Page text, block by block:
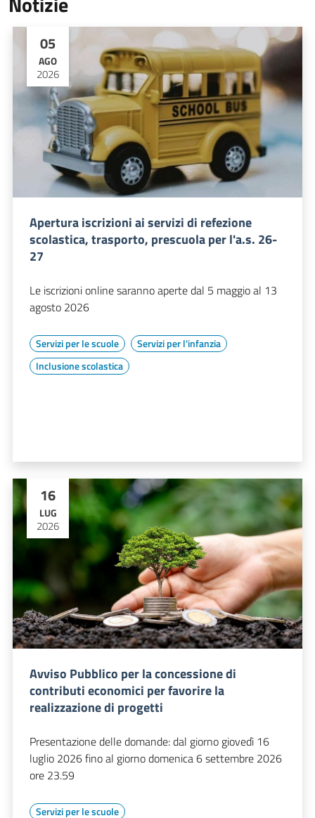
05
AGO
2026
Apertura iscrizioni ai servizi di refezione
scolastica, trasporto, prescuola per l'a.s. 26-
27
Le iscrizioni online saranno aperte dal 5 maggio al 13
agosto 2026
Servizi per le scuole
Servizi per l'infanzia
Inclusione scolastica
16
LUG
2026
Avviso Pubblico per la concessione di
contributi economici per favorire la
realizzazione di progetti
Presentazione delle domande: dal giorno giovedì 16
luglio 2026 fino al giorno domenica 6 settembre 2026
ore 23.59
Servizi per le scuole